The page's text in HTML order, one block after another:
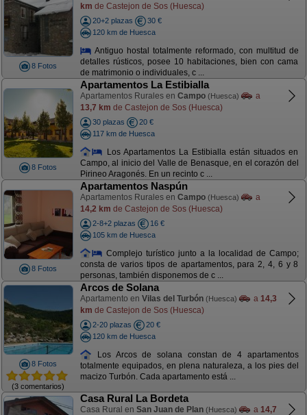
8 Fotos
km de Castejon de Sos (Huesca)
20+2 plazas
30 €
120 km de Huesca
Antiguo hostal totalmente reformado, con multitud de
detalles rústicos, posee 10 habitaciones, bien con cama
de matrimonio o individuales, c ...
8 Fotos
Apartamentos La Estibialla
Apartamentos Rurales en Campo (Huesca)
a
13,7 km de Castejon de Sos (Huesca)
30 plazas
20 €
117 km de Huesca
Los Apartamentos La Estibialla están situados en
Campo, al inicio del Valle de Benasque, en el corazón del
Pirineo Aragonés. En un recinto c ...
8 Fotos
Apartamentos Naspún
Apartamentos Rurales en Campo (Huesca)
a
14,2 km de Castejon de Sos (Huesca)
2-8+2 plazas
16 €
105 km de Huesca
Complejo turístico junto a la localidad de Campo;
consta de varios tipos de apartamentos, para 2, 4, 6 y 8
personas, también disponemos de c ...
8 Fotos
(3 comentarios)
Arcos de Solana
Apartamento en Vilas del Turbón (Huesca) a 14,3
km de Castejon de Sos (Huesca)
2-20 plazas
20 €
120 km de Huesca
Los Arcos de solana constan de 4 apartamentos
totalmente equipados, en plena naturaleza, a los pies del
macizo Turbón. Cada apartamento está ...
Casa Rural La Bordeta
Casa Rural en San Juan de Plan (Huesca) a 14,7